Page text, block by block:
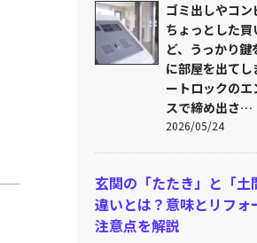
ゴミ出しやコン
ちょっとした買
ど、うっかり鍵
に部屋を出てし
ートロックのエ
スで締め出さ…
2026/05/24
玄関の「たたき」と「土
違いとは？意味とリフォ
注意点を解説